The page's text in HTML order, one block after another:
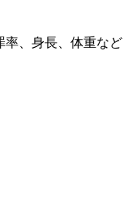
、身長、体重な